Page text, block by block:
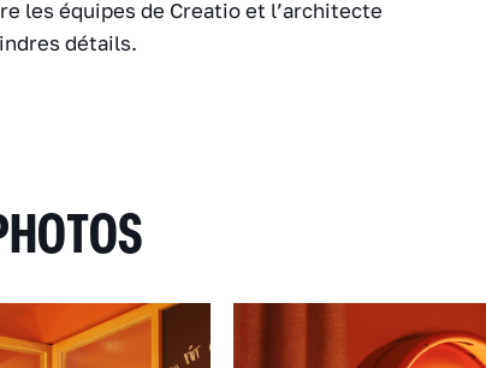
les équipes de Creatio et l’architecte
détails.